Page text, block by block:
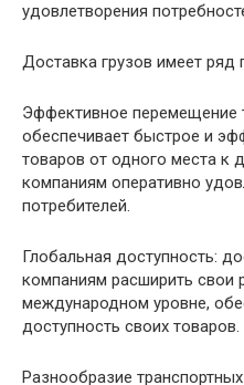
удовлетворения
Доставка грузов имеет ряд
Эффективное перемещение
обеспечивает быстрое и
товаров от одного места к
компаниям оперативно
потребителей.
Глобальная доступность:
компаниям расширить свои
международном уровне,
доступность своих товаров.
Разнообразие